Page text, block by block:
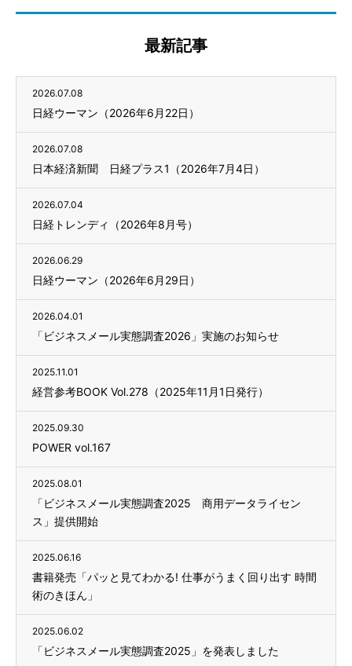
最新記事
2026.07.08
日経ウーマン（2026年6月22日）
2026.07.08
日本経済新聞 日経プラス1（2026年7月4日）
2026.07.04
日経トレンディ（2026年8月号）
2026.06.29
日経ウーマン（2026年6月29日）
2026.04.01
「ビジネスメール実態調査2026」実施のお知らせ
2025.11.01
経営参考BOOK Vol.278（2025年11月1日発行）
2025.09.30
POWER vol.167
2025.08.01
「ビジネスメール実態調査2025 商用データライセン
ス」提供開始
2025.06.16
書籍発売「パッと見てわかる! 仕事がうまく回り出す 時間
術のきほん」
2025.06.02
「ビジネスメール実態調査2025」を発表しました